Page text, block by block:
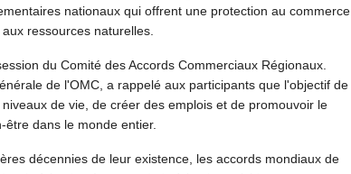
nationaux qui offrent une protection au commerce
ressources naturelles.
du Comité des Accords Commerciaux Régionaux.
de l'OMC, a rappelé aux participants que l'objectif de
de vie, de créer des emplois et de promouvoir le
dans le monde entier.
décennies de leur existence, les accords mondiaux de